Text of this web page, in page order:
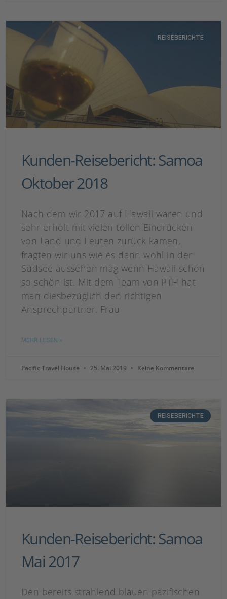
REISEBERICHTE
Kunden-Reisebericht: Samoa
Oktober 2018
Nach dem wir 2017 auf Hawaii waren und
sehr erholt mit vielen tollen Eindrücken
von Land und Leuten zurück kamen,
fragten wir uns wie es dann wohl in der
Südsee aussehen mag wenn Hawaii schon
so schön ist. Mit dem Team von PTH hat
man diesbezüglich den richtigen
Ansprechpartner. Frau
MEHR LESEN »
Pacific Travel House 25. Mai 2019 Keine Kommentare
REISEBERICHTE
Kunden-Reisebericht: Samoa
Mai 2017
Den bereits strahlend blauen pazifischen